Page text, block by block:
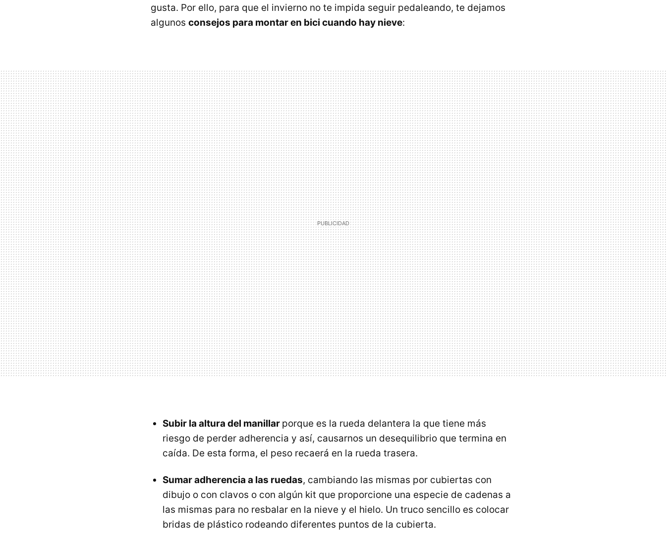
gusta. Por ello, para que el invierno no te impida seguir pedaleando, te dejamos
algunos consejos para montar en bici cuando hay nieve:
Subir la altura del manillar porque es la rueda delantera la que tiene más
riesgo de perder adherencia y así, causarnos un desequilibrio que termina en
caída. De esta forma, el peso recaerá en la rueda trasera.
Sumar adherencia a las ruedas, cambiando las mismas por cubiertas con
dibujo o con clavos o con algún kit que proporcione una especie de cadenas a
las mismas para no resbalar en la nieve y el hielo. Un truco sencillo es colocar
bridas de plástico rodeando diferentes puntos de la cubierta.